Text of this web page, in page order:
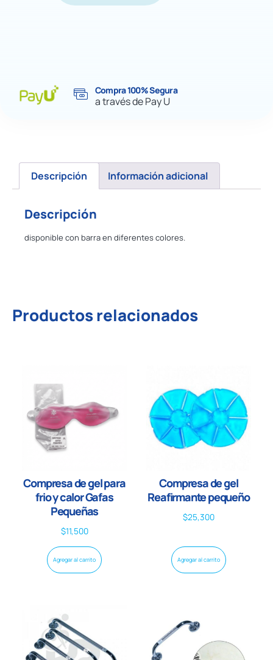
Compra 100% Segura
a través de Pay U
Descripción Información adicional
Descripción
disponible con barra en diferentes colores.
Productos relacionados
Compresa de gel para
frio y calor Gafas
Pequeñas
$11,500
Agregar al carrito
Compresa de gel
Reafirmante pequeño
$25,300
Agregar al carrito